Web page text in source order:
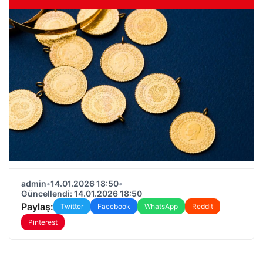
admin•14.01.2026 18:50•
Güncellendi: 14.01.2026 18:50
Paylaş: Twitter Facebook WhatsApp
Reddit
Pinterest